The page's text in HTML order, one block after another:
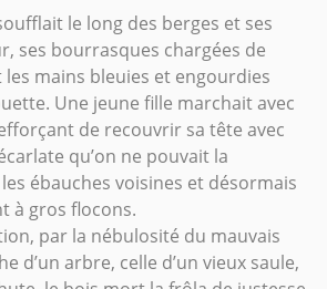
le long des berges et ses
ses bourrasques chargées de
mains bleuies et engourdies
Une jeune fille marchait avec
de recouvrir sa tête avec
qu’on ne pouvait la
ébauches voisines et désormais
à gros flocons.
par la nébulosité du mauvais
d’un arbre, celle d’un vieux saule,